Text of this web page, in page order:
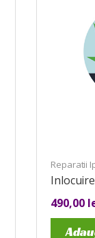
Reparatii
490,00